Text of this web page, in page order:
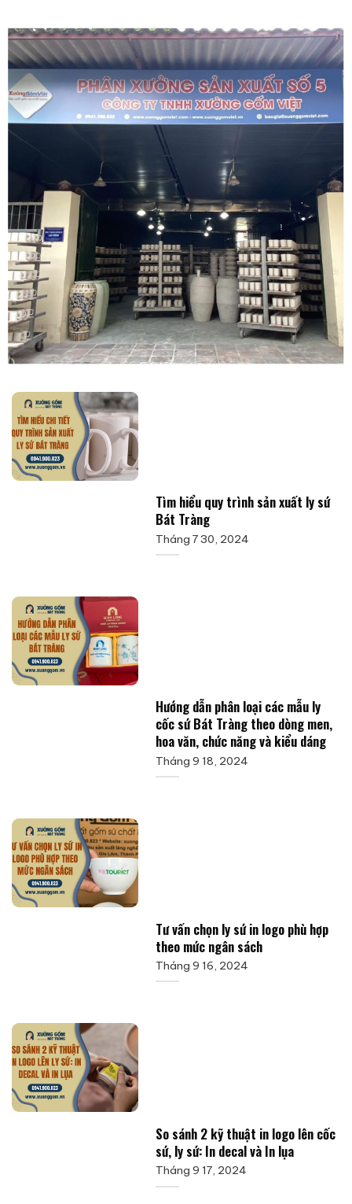
Tìm hiểu quy trình sản xuất ly sứ
Bát Tràng
Tháng 7 30, 2024
Hướng dẫn phân loại các mẫu ly
cốc sứ Bát Tràng theo dòng men,
hoa văn, chức năng và kiểu dáng
Tháng 9 18, 2024
Tư vấn chọn ly sứ in logo phù hợp
theo mức ngân sách
Tháng 9 16, 2024
So sánh 2 kỹ thuật in logo lên cốc
sứ, ly sứ: In decal và In lụa
Tháng 9 17, 2024